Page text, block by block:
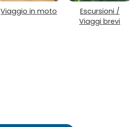
Viaggio in moto
Escursioni /
Viaggi brevi